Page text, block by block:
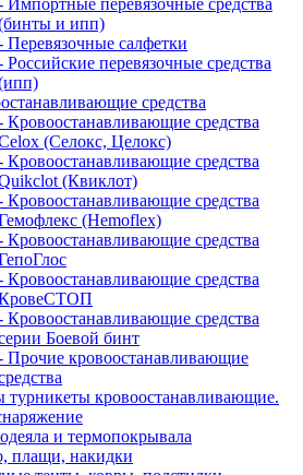
Импортные перевязочные средства
и ипп)
Перевязочные салфетки
Российские перевязочные средства
средства
Кровоостанавливающие средства
(Селокс, Целокс)
Кровоостанавливающие средства
(Квиклот)
Кровоостанавливающие средства
(Hemoflex)
Кровоостанавливающие средства
Кровоостанавливающие средства
Кровоостанавливающие средства
Боевой бинт
Прочие кровоостанавливающие
турникеты кровоостанавливающие.
и термопокрывала
плащи, накидки